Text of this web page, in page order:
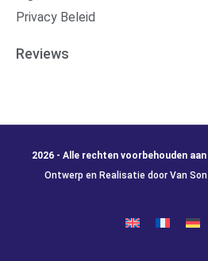
Privacy Beleid
Reviews
2026 - Alle rechten voorbehouden
Ontwerp en Realisatie door Van